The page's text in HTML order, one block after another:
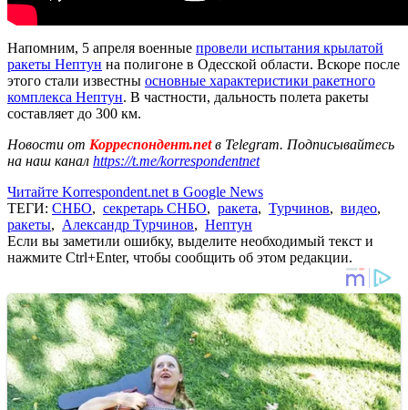
Напомним, 5 апреля военные провели испытания крылатой
ракеты Нептун на полигоне в Одесской области. Вскоре после
этого стали известны основные характеристики ракетного
комплекса Нептун. В частности, дальность полета ракеты
составляет до 300 км.
Новости от Корреспондент.netв Telegram. Подписывайтесь
на наш канал https://t.me/korrespondentnet
Читайте Korrespondent.net в Google News
ТЕГИ: СНБО, секретарь СНБО, ракета, Турчинов, видео,
ракеты, Александр Турчинов, Нептун
Если вы заметили ошибку, выделите необходимый текст и
нажмите Ctrl+Enter, чтобы сообщить об этом редакции.